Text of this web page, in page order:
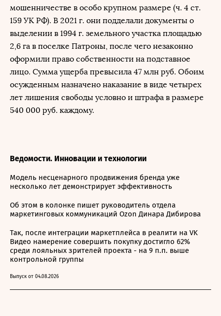
мошенничестве в особо крупном размере (ч. 4 ст.
159 УК РФ). В 2021 г. они подделали документы о
выделении в 1994 г. земельного участка площадью
2,6 га в поселке Патроны, после чего незаконно
оформили право собственности на подставное
лицо. Сумма ущерба превысила 47 млн руб. Обоим
осужденным назначено наказание в виде четырех
лет лишения свободы условно и штрафа в размере
540 000 руб. каждому.
Ведомости. Инновации и технологии
Модель несценарного продвижения бренда уже
несколько лет демонстрирует эффективность
Об этом в колонке пишет руководитель отдела
маркетинговых коммуникаций Ozon Динара Дибирова
Так, после интеграции маркетплейса в реалити на VK
Видео намерение совершить покупку достигло 62%
среди лояльных зрителей проекта - на 9 п.п. выше
контрольной группы
Выпуск от 04.08.2026